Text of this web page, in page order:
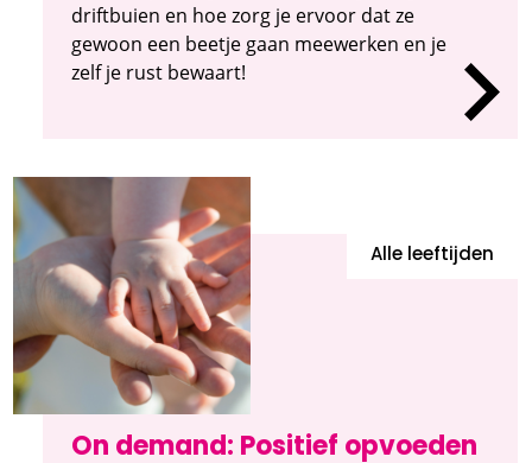
driftbuien en hoe zorg je ervoor dat ze
gewoon een beetje gaan meewerken en je
zelf je rust bewaart!
On demand: Positief opvoeden
Alle leeftijden